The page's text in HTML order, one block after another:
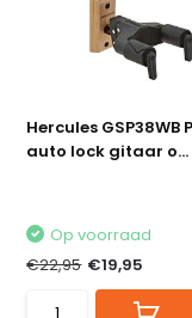
Hercules GSP38WB
auto lock gitaar o...
Op voorraad
€22,95 €19,95